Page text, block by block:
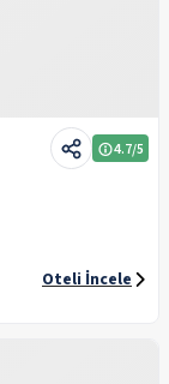
4.7/5
Oteli İncele